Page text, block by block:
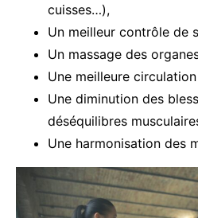
cuisses…),
Un meilleur contrôle de
Un massage des
Une meilleure
Une diminution des
déséquilibres
Une harmonisation des